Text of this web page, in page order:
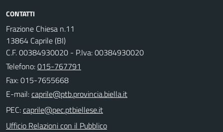
CONTATTI
Frazione Chiesa n.11
13864 Caprile (BI)
C.F. 00384930020 - P.Iva: 00384930020
Telefono:015-767791
Fax: 015-7655668
E-mail:
PEC:
Ufficio Relazioni con il Pubblico